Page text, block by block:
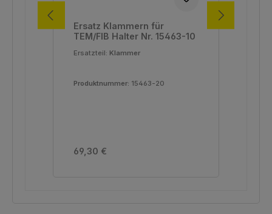
Ersatz Klammern für
TEM/FIB Halter Nr. 15463-10
Ersatzteil: Klammer
Produktnummer: 15463-20
Regulärer Preis:
69,30 €